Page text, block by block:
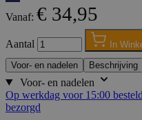
Vanaf: € 34,95
Aantal
In
Voor- en nadelen
Beschrijving
Voor- en nadelen
Op werkdag voor 15:00
bezorgd